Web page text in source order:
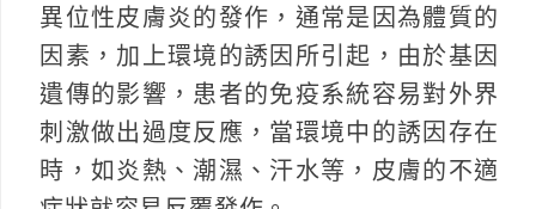
異位性皮膚炎的發作，通常是因為體質的
因素，加上環境的誘因所引起，由於基因
遺傳的影響，患者的免疫系統容易對外界
刺激做出過度反應，當環境中的誘因存在
時，如炎熱、潮濕、汗水等，皮膚的不適